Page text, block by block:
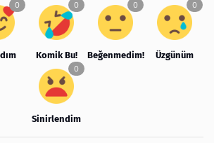
Komik Bu! Beğenmedim! Üzgünüm
Sinirlendim